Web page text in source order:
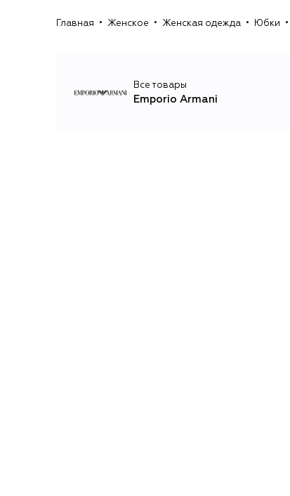
Главная Женское Женская одежда Юбки
Все товары
Emporio Armani